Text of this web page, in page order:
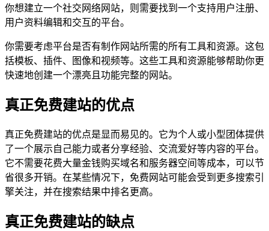
你想建立一个社交网络网站，则需要找到一个支持用户注册、
用户资料编辑和交互的平台。
你需要考虑平台是否有制作网站所需的所有工具和资源。这包
括模板、插件、图像和视频等。这些工具和资源能够帮助你更
快速地创建一个漂亮且功能完整的网站。
真正免费建站的优点
真正免费建站的优点是显而易见的。它为个人或小型团体提供
了一个展示自己能力或者分享经验、交流爱好等内容的平台。
它不需要花费大量金钱购买域名和服务器空间等成本，可以节
省很多开销。在某些情况下，免费网站可能会受到更多搜索引
擎关注，并在搜索结果中排名更高。
真正免费建站的缺点